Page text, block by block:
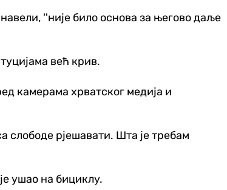
''није било основа за његово даље
већ крив.
камерама хрватског медија и
слободе рјешавати. Шта је требам
ушао на бициклу.